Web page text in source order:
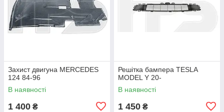
Захист двигуна MERCEDES
124 84-96
В наявності
1 400 ₴
Решітка бампера TESLA
MODEL Y 20-
В наявності
1 450 ₴